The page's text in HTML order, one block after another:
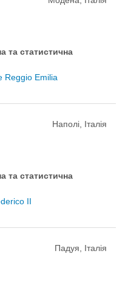
та статистичнa
Reggio Emilia
Наполі, Італія
та статистичнa
II
Падуя, Італія